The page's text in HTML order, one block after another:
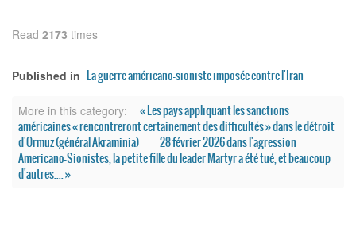
Read 2173 times
Published in La guerre américano-sioniste imposée contre l'Iran
More in this category:
« Les pays appliquant les sanctions
américaines « rencontreront certainement des difficultés » dans le détroit
d'Ormuz (général Akraminia)
28 février 2026 dans l'agression
Americano-Sionistes, la petite fille du leader Martyr a été tué, et beaucoup
d'autres.... »